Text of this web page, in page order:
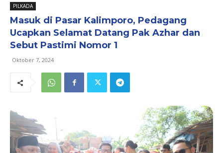
PILKADA
Masuk di Pasar Kalimporo, Pedagang
Ucapkan Selamat Datang Pak Azhar dan
Sebut Pastimi Nomor 1
Oktober 7, 2024